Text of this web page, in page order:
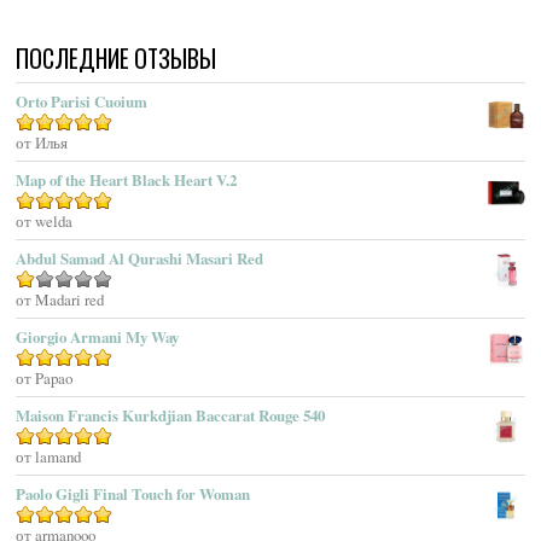
Acqua Di Sardegna
Acqua Di Stresa
Adam Levine
Adamo Parfum
Adidas
Adolfo Dominguez
Adrienne Vittadini
Aedes De Venustas
Aerin Lauder
Aether
Affinessence
Afnan Perfumes
Agatha Ruiz De La Prada
Agatho Parfum
Agent Provocateur
Agnes B
ПОСЛЕДНИЕ ОТЗЫВЫ
Orto Parisi Cuoium
Оценка
от Илья
Map of the Heart Black Heart V.2
Оценка5
от welda
Abdul Samad Al Qurashi Masari Red
Оценка
1
из
5
от Madari red
Giorgio Armani My Way
Оценка5
от Papao
Maison Francis Kurkdjian Baccarat Rouge 540
Оценка5из 5
от lamand
Paolo Gigli Final Touch for Woman
Оценка5из 5
от armanooo